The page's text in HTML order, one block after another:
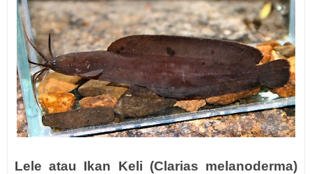
Lele atau Ikan Keli (Clarias melanoderma)